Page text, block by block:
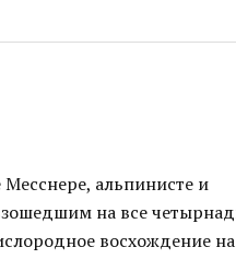
альпинисте и
на все
восхождение на